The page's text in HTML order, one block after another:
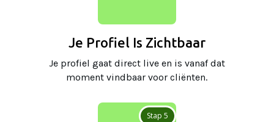
Je Profiel Is Zichtbaar
Je profiel gaat direct live en is vanaf dat
moment vindbaar voor cliënten.
Stap 5